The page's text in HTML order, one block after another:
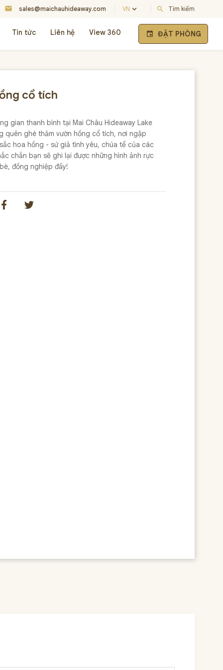
mail sales@maichauhideaway.com VN keyboard_arrow_down search Tìm kiếm
Tin tức Liên hệ View 360 event ĐẶT PHÒNG
cổ tích
gian thanh bình tại Mai Châu Hideaway Lake
quên ghé thăm vườn hồng cổ tích, nơi ngập
hoa hồng - sứ giả tình yêu, chúa tể của các
chắn bạn sẽ ghi lại được những hình ảnh rực
đồng nghiệp đấy!